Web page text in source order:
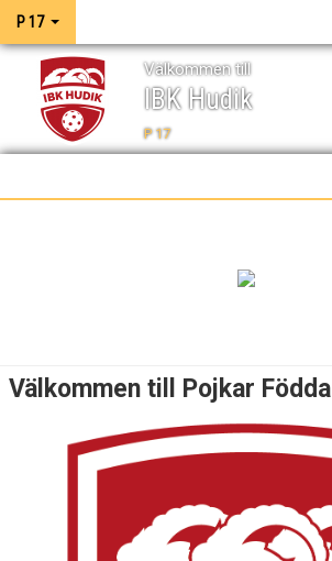
P 17
IBK Hudik
Välkommen till
P 17
Välkommen till Pojkar